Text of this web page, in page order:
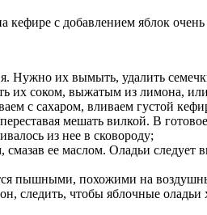
кефире с добавлением яблок
Нужно их вымыть, удалить
их соком, выжатым из лимона,
с сахаром, вливаем густой
мешать вилкой. В
из нее в сковороду;
смазав ее маслом. Оладьи
пышными, похожими на
следить, чтобы яблочные